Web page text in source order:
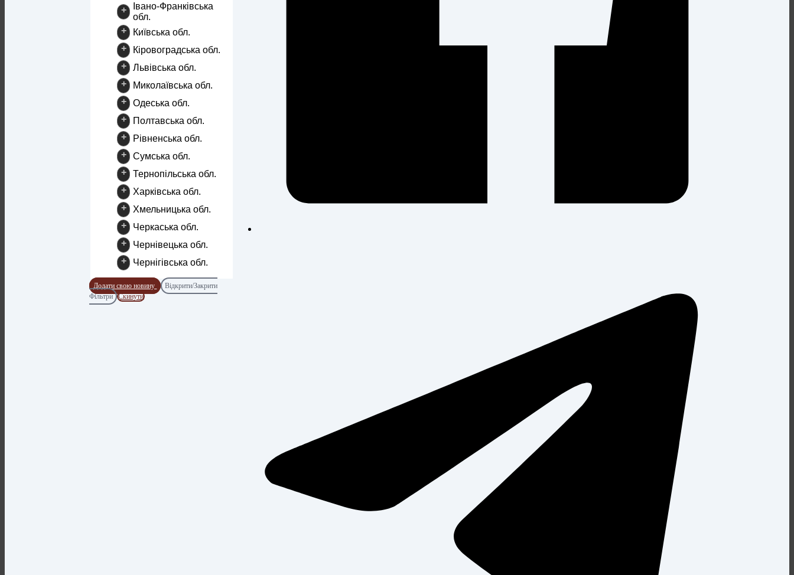
+
Івано-Франківська
обл.
+
Київська обл.
+
Кіровоградська обл.
+
Львівська обл.
+
Миколаївська обл.
+
Одеська обл.
+
Полтавська обл.
+
Рівненська обл.
+
Сумська обл.
+
Тернопільська обл.
+
Харківська обл.
+
Хмельницька обл.
+
Черкаська обл.
+
Чернівецька обл.
+
Чернігівська обл.
Додати свою новину
Відкрити/Закрити
Фільтри
Скинути